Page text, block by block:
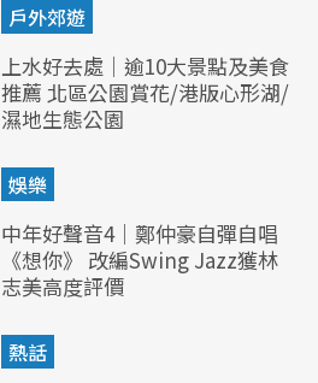
戶外郊遊
上水好去處｜逾10大景點及美食
推薦 北區公園賞花/港版心形湖/
濕地生態公園
娛樂
中年好聲音4｜鄭仲豪自彈自唱
《想你》 改編Swing Jazz獲林
志美高度評價
熱話